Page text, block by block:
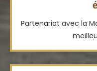
Partenariat avec la